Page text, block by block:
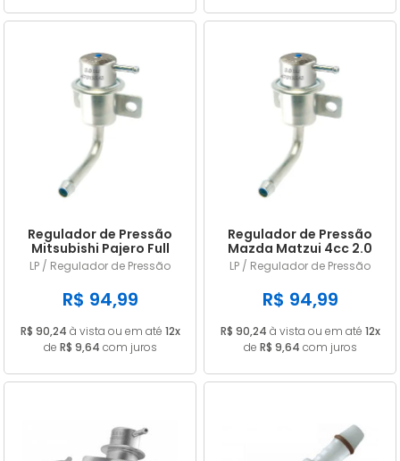
Regulador de Pressão
Mitsubishi Pajero Full
V43 3.0L 8V 1992/... 1995
LP / Regulador de Pressão
R$ 94,99
R$ 90,24 à vista ou em até 12x
de R$ 9,64 com juros
Regulador de Pressão
Mazda Matzui 4cc 2.0
1998/... em diante 3 Bar
LP / Regulador de Pressão
R$ 94,99
R$ 90,24 à vista ou em até 12x
de R$ 9,64 com juros